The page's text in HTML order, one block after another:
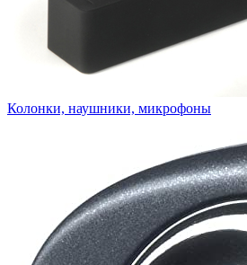
Колонки, наушники, микрофоны